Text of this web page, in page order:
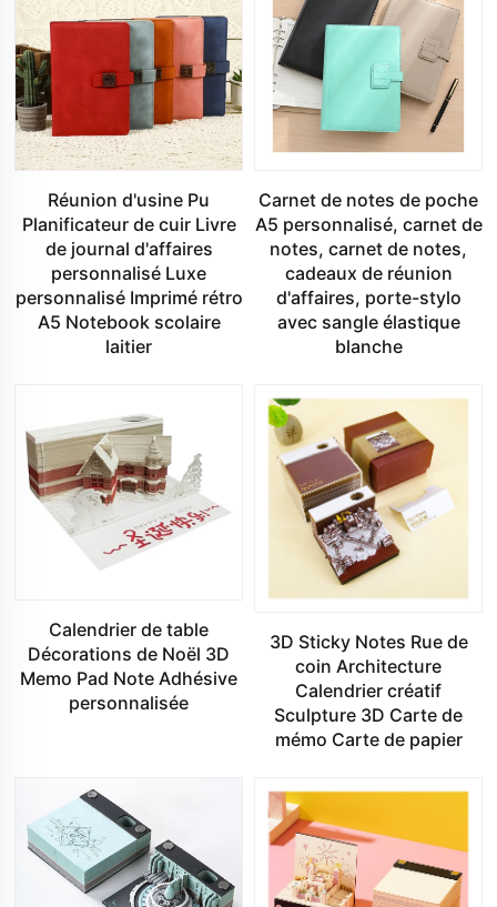
Réunion d'usine Pu
Planificateur de cuir Livre
de journal d'affaires
personnalisé Luxe
personnalisé Imprimé rétro
A5 Notebook scolaire
laitier
Carnet de notes de poche
A5 personnalisé, carnet de
notes, carnet de notes,
cadeaux de réunion
d'affaires, porte-stylo
avec sangle élastique
blanche
Calendrier de table
Décorations de Noël 3D
Memo Pad Note Adhésive
personnalisée
3D Sticky Notes Rue de
coin Architecture
Calendrier créatif
Sculpture 3D Carte de
mémo Carte de papier